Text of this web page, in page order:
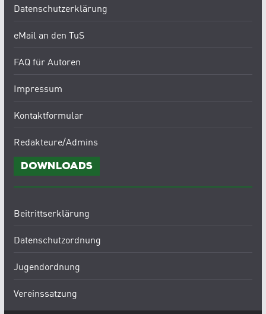
Datenschutzerklärung
eMail an den TuS
FAQ für Autoren
Impressum
Kontaktformular
Redakteure/Admins
Downloads
Beitrittserklärung
Datenschutzordnung
Jugendordnung
Vereinssatzung